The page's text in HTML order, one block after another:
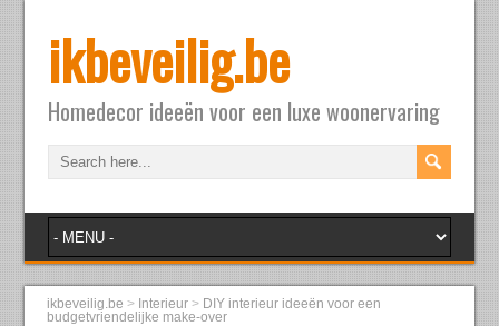
ikbeveilig.be
Homedecor ideeën voor een luxe woonervaring
ikbeveilig.be > Interieur > DIY interieur ideeën voor een
budgetvriendelijke make-over